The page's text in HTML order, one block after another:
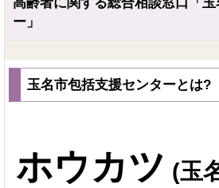
ー」
玉名市包括支援センターとは?
ホウカツ (玉